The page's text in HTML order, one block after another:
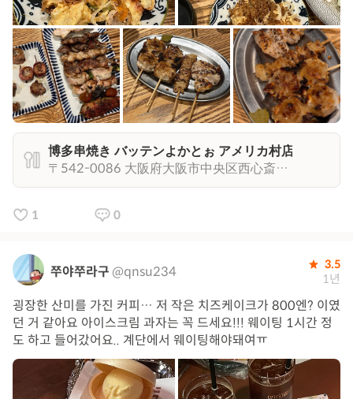
博多串焼き バッテンよかとぉ アメリカ村店
〒542-0086 大阪府大阪市中央区西心斎橋２丁目４−１１
1 0
쭈야쭈라구 @qnsu234 3.5
1년
굉장한 산미를 가진 커피… 저 작은 치즈케이크가 800엔? 이였
던 거 같아요 아이스크림 과자는 꼭 드세요!!! 웨이팅 1시간 정
도 하고 들어갔어요.. 계단에서 웨이팅해야돼여ㅠ